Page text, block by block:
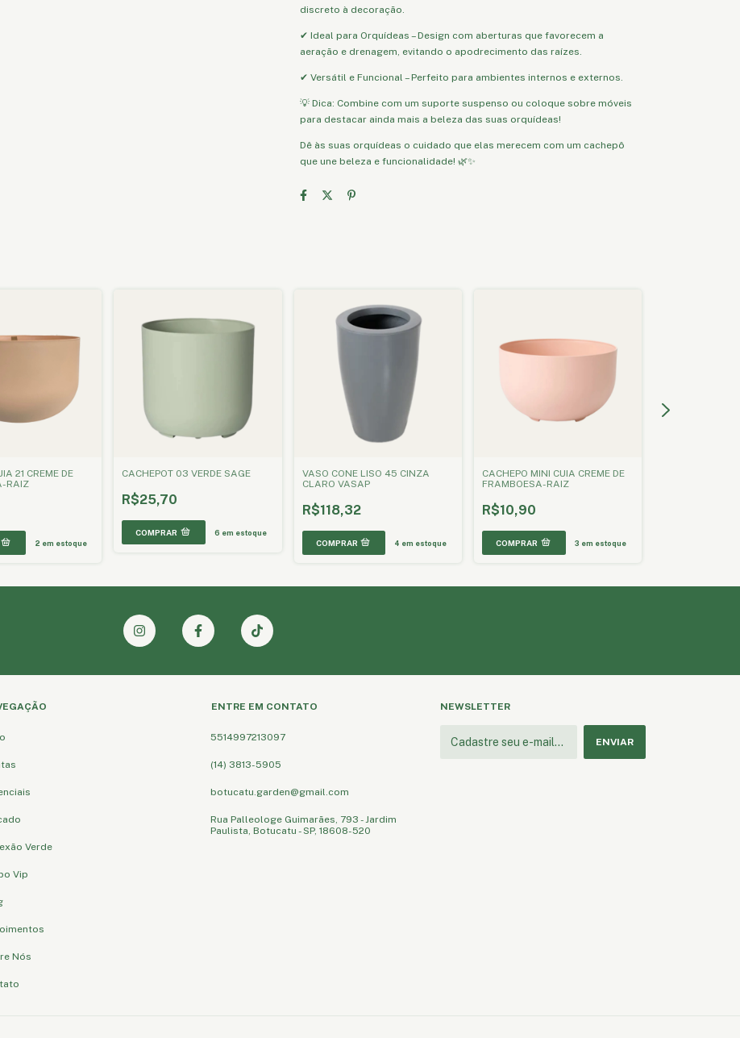
discreto à decoração.
✔ Ideal para Orquídeas – Design com aberturas que favorecem a
aeração e drenagem, evitando o apodrecimento das raízes.
✔ Versátil e Funcional – Perfeito para ambientes internos e externos.
💡 Dica: Combine com um suporte suspenso ou coloque sobre móveis
para destacar ainda mais a beleza das suas orquídeas!
Dê às suas orquídeas o cuidado que elas merecem com um cachepô
que une beleza e funcionalidade! 🌿✨
21 CREME DE
RAIZ
2 em estoque
CACHEPOT 03 VERDE SAGE
R$25,70
6 em estoque
VASO CONE LISO 45 CINZA
CLARO VASAP
R$118,32
4 em estoque
CACHEPO MINI CUIA CREME DE
FRAMBOESA-RAIZ
R$10,90
3 em estoque
Verde
Vip
Nós
ENTRE EM CONTATO
5514997213097
(14) 3813-5905
botucatu.garden@gmail.com
Rua Palleologe Guimarães, 793 - Jardim
Paulista, Botucatu - SP, 18608-520
NEWSLETTER